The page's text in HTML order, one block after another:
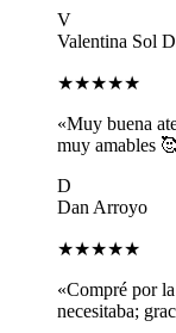
V
Valentina Sol
★★★★★
«Muy buena
muy amables
D
Dan Arroyo
★★★★★
«Compré por
necesitaba;